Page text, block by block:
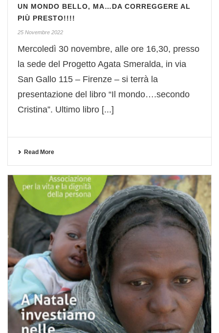
UN MONDO BELLO, MA…DA CORREGGERE AL
PIÙ PRESTO!!!!
25 Novembre 2022
Mercoledì 30 novembre, alle ore 16,30, presso
la sede del Progetto Agata Smeralda, in via
San Gallo 115 – Firenze – si terrà la
presentazione del libro “Il mondo….secondo
Cristina”. Ultimo libro [...]
Read More